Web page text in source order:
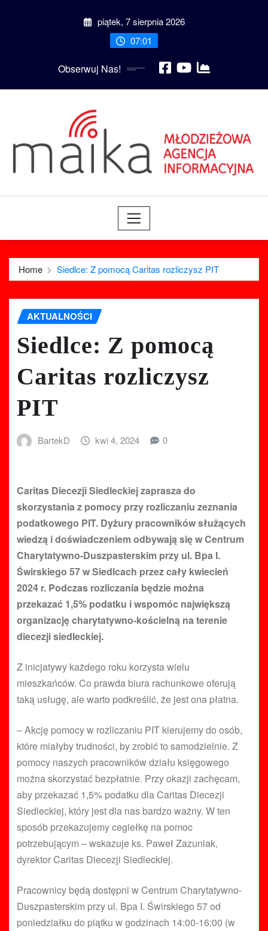
piątek, 7 sierpnia 2026
07:01
Obserwuj Nas!
Home Siedlce: Z pomocą Caritas rozliczysz PIT
AKTUALNOŚCI
Siedlce: Z pomocą
Caritas rozliczysz
PIT
BartekD kwi 4, 2024 0
Caritas Diecezji Siedleckiej zaprasza do
skorzystania z pomocy przy rozliczaniu zeznania
podatkowego PIT. Dyżury pracowników służących
wiedzą i doświadczeniem odbywają się w Centrum
Charytatywno-Duszpasterskim przy ul. Bpa I.
Świrskiego 57 w Siedlcach przez cały kwiecień
2024 r. Podczas rozliczania będzie można
przekazać 1,5% podatku i wspomóc największą
organizację charytatywno-kościelną na terenie
diecezji siedleckiej.
Z inicjatywy każdego roku korzysta wielu
mieszkańców. Co prawda biura rachunkowe oferują
taką usługę, ale warto podkreślić, że jest ona płatna.
– Akcję pomocy w rozliczaniu PIT kierujemy do osób,
które miałyby trudności, by zrobić to samodzielnie. Z
pomocy naszych pracowników działu księgowego
można skorzystać bezpłatnie. Przy okazji zachęcam,
aby przekazać 1,5% podatku dla Caritas Diecezji
Siedleckiej, który jest dla nas bardzo ważny. W ten
sposób przekazujemy cegiełkę na pomoc
potrzebującym – wskazuje ks. Paweł Zazuniak,
dyrektor Caritas Diecezji Siedleckiej.
Pracownicy będą dostępni w Centrum Charytatywno-
Duszpasterskim przy ul. Bpa I. Świrskiego 57 od
poniedziałku do piątku w godzinach 14:00-16:00 (w